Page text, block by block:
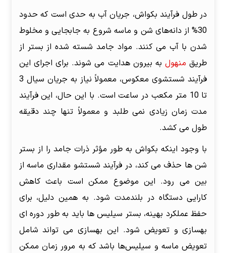
در طول فرآیند بکواش، جریان آب به حدی است که حدود
30% از دانه‌های شن و ماسه شروع به جابجایی و مخلوط
شدن با آب می کنند. مواد جامد شسته شده از بستر از
طریق منهولبه بیرون هدایت می شوند. برای اجرای این
فرآیند شستشوی معکوس، معمولاً نیاز به جریان سیال 3
تا 10 متر مکعب در ساعت است. با این حال، این فرآیند
مدت زمان زیادی نمی طلبد و معمولاً تنها چند دقیقه
طول می کشد.
با وجود اینکه بکواش به طور مؤثر ذرات جامد را از بستر
شن ها حذف می کند، در فرآیند شستشو مقداری ماسه از
بین می رود. این موضوع ممکن است باعث کاهش
کارایی دستگاه در بلندمدت شود. به همین دلیل، برای
حفظ عملکرد بهینه، بستر سیلیس ها باید به طور دوره ای
بهسازی و تعویض شود. این بهسازی می تواند شامل
تعویض ماسه و سیلیس‌ها باشد که به مرور زمان ممکن